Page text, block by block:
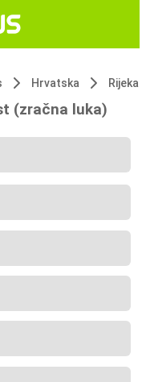
Hrvatska Rijeka
(zračna luka)